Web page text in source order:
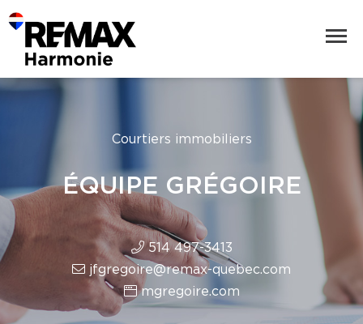
Courtiers immobiliers
ÉQUIPE GRÉGOIRE
514 497-3413
jfgregoire@remax-quebec.com
mgregoire.com